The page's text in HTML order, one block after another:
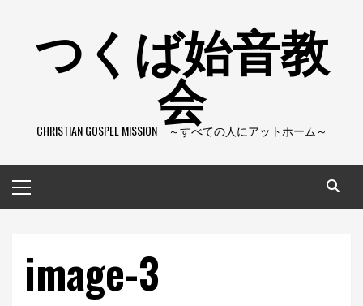
つくば始音教
会
CHRISTIAN GOSPEL MISSION ～すべての人にアットホーム～
イ
ン
image-3